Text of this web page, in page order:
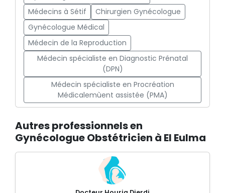
Médecins à Sétif
Chirurgien Gynécologue
Gynécologue Médical
Médecin de la Reproduction
Médecin spécialiste en Diagnostic Prénatal
(DPN)
Médecin spécialiste en Procréation
Médicalemùent assistée (PMA)
Autres professionnels en
Gynécologue Obstétricien à El Eulma